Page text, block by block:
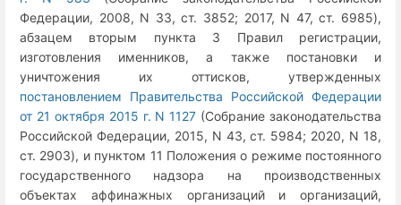
Федерации, 2008, N 33, ст. 3852; 2017, N 47, ст. 6985),
абзацем вторым пункта 3 Правил регистрации,
изготовления именников, а также постановки и
уничтожения их оттисков, утвержденных
постановлением Правительства Российской Федерации
от 21 октября 2015 г. N 1127 (Собрание законодательства
Российской Федерации, 2015, N 43, ст. 5984; 2020, N 18,
ст. 2903), и пунктом 11 Положения о режиме постоянного
государственного надзора на производственных
объектах аффинажных организаций и организаций,